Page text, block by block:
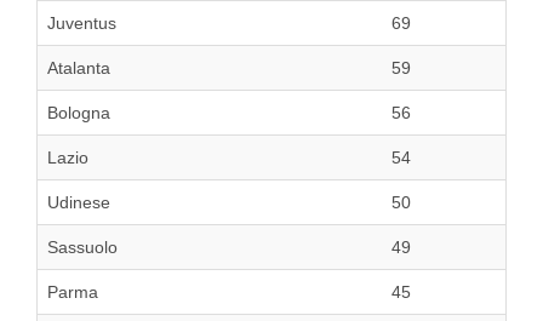
Juventus 69
Atalanta 59
Bologna 56
Lazio 54
Udinese 50
Sassuolo 49
Parma 45